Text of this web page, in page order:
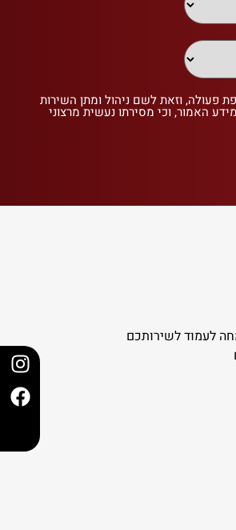
פעולה, וזאת לשם ניהול ומתן השירות
האמור, וכי מסירתו נעשית מרצוני
לעמוד לשירותכם